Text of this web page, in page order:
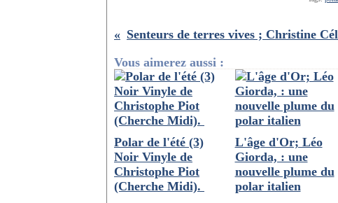
Vous aimerez aussi :
Polar de l'été (3)
Noir Vinyle de
Christophe Piot
(Cherche Midi).
L'âge d'Or; Léo
Giorda, : une
nouvelle plume du
polar italien